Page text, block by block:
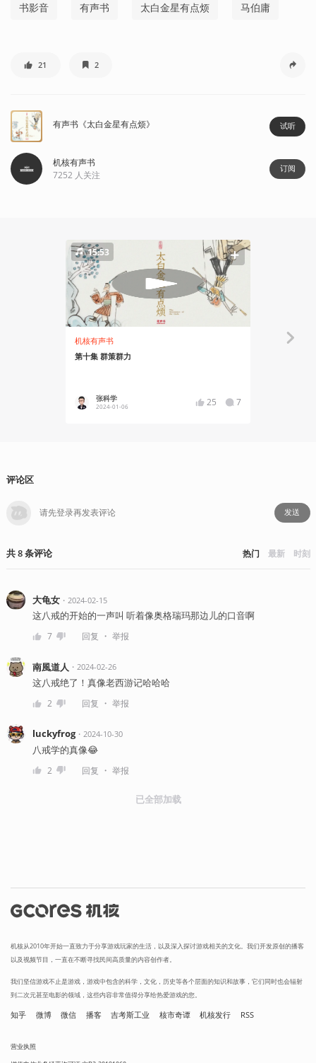
书影音 有声书 太白金星有点烦 马伯庸
21 2
有声书《太白金星有点烦》 试听
机核有声书
7252 人关注
订阅
15:53
机核有声书
第十集 群策群力
张科学
2024-01-06 25 7
机核有声书
评论区
发送
共8条评论 热门 最新 时刻
大龟女・ 2024-02-15
这八戒的开始的一声叫 听着像奥格瑞玛那边儿的口音啊
7 回复 ・ 举报
南風道人 ・ 2024-02-26
这八戒绝了！真像老西游记哈哈哈
2 回复 ・ 举报
luckyfrog・ 2024-10-30
八戒学的真像😂
2 回复 ・ 举报
已全部加载
机核从2010年开始一直致力于分享游戏玩家的生活，以及深入探讨游戏相关的文化。我们开发原创的播客
以及视频节目，一直在不断寻找民间高质量的内容创作者。
我们坚信游戏不止是游戏，游戏中包含的科学，文化，历史等各个层面的知识和故事，它们同时也会辐射
到二次元甚至电影的领域，这些内容非常值得分享给热爱游戏的您。
知乎 微博 微信 播客 吉考斯工业 核市奇谭 机核发行 RSS
营业执照